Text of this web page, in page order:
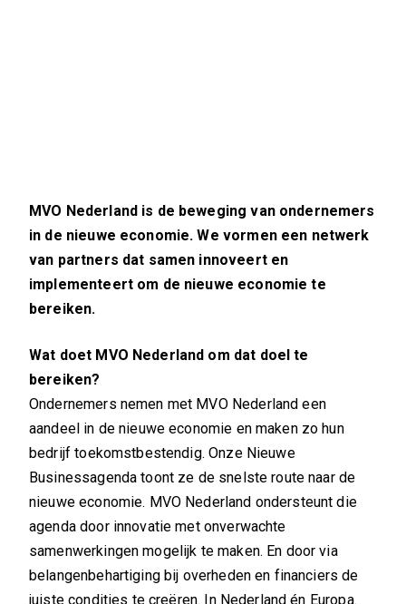
MVO Nederland is de beweging van ondernemers
in de nieuwe economie. We vormen een netwerk
van partners dat samen innoveert en
implementeert om de nieuwe economie te
bereiken.
Wat doet MVO Nederland om dat doel te
bereiken?
Ondernemers nemen met MVO Nederland een
aandeel in de nieuwe economie en maken zo hun
bedrijf toekomstbestendig. Onze Nieuwe
Businessagenda toont ze de snelste route naar de
nieuwe economie. MVO Nederland ondersteunt die
agenda door innovatie met onverwachte
samenwerkingen mogelijk te maken. En door via
belangenbehartiging bij overheden en financiers de
juiste condities te creëren. In Nederland én Europa.